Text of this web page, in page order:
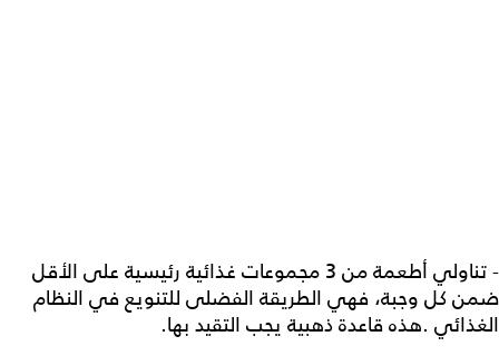
- تناولي أطعمة من 3 مجموعات غذائية رئيسية على الأقل
ضمن كل وجبة، فهي الطريقة الفضلى للتنويع في النظام
الغذائي .هذه قاعدة ذهبية يجب التقيد بها.